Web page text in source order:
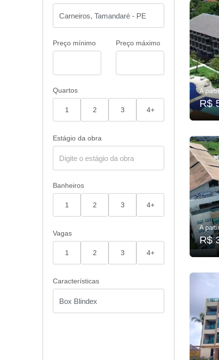
Preço mínimo Preço máximo
Quartos
1 2 3 4+
Estágio da obra
Banheiros
1 2 3 4+
Vagas
1 2 3 4+
Características
A
R$
A
R$